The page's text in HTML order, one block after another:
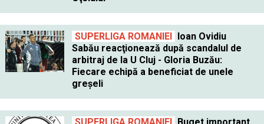
SUPERLIGA ROMANIEI Ioan Ovidiu
Sabău reacţionează după scandalul de
arbitraj de la U Cluj - Gloria Buzău:
Fiecare echipă a beneficiat de unele
greşeli
SUPERLIGA ROMANIEI Buget important